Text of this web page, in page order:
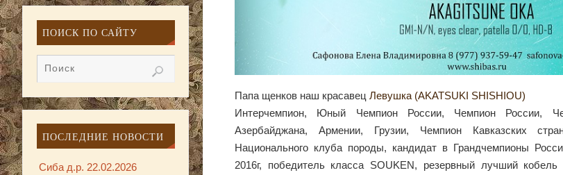
Папа щенков наш красавец Левушка (AKATSUKI SHISHIOU)
Интерчемпион, Юный Чемпион России, Чемпион России,
Азербайджана, Армении, Грузии, Чемпион Кавказских
Национального клуба породы, кандидат в Грандчемпионы
2016г, победитель класса SOUKEN, резервный лучший
ПОИСК ПО САЙТУ
ПОСЛЕДНИЕ НОВОСТИ
Сиба д.р. 22.02.2026